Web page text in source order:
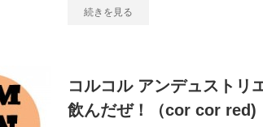
続きを見る
コルコル アンデュストリ
飲んだぜ！（cor cor red)